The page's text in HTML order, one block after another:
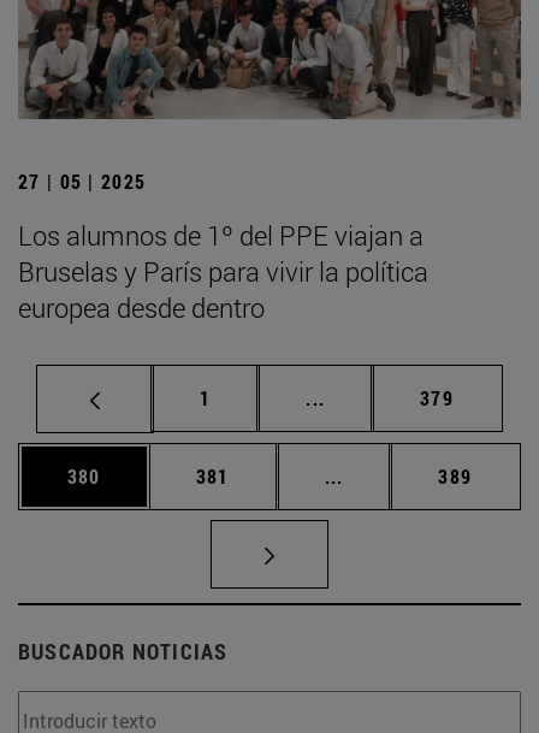
27 | 05 | 2025
Los alumnos de 1º del PPE viajan a
Bruselas y París para vivir la política
europea desde dentro
Página
1 ... Páginas intermedias
Página
379
Página
380 Página
381 ... Páginas intermedias
Página
389
BUSCADOR NOTICIAS